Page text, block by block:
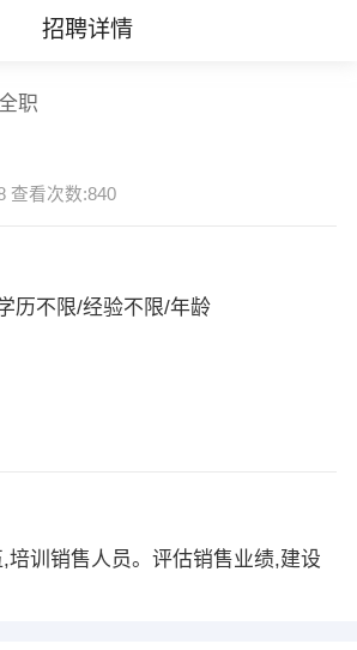
招聘详情
职
查看次数:840
历不限/经验不限/年龄
培训销售人员。评估销售业绩,建设